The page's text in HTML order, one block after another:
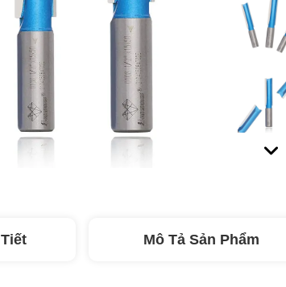
Mô Tả Sản Phẩm